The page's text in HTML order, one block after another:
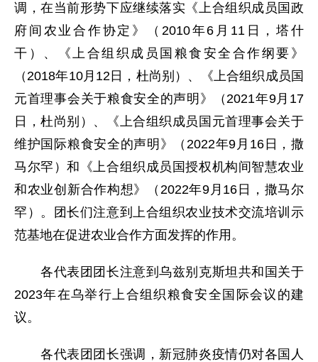
调，在当前形势下应继续落实《上合组织成员国政
府间农业合作协定》（2010年6月11日，塔什
干）、《上合组织成员国粮食安全合作纲要》
（2018年10月12日，杜尚别）、《上合组织成员国
元首理事会关于粮食安全的声明》（2021年9月17
日，杜尚别）、《上合组织成员国元首理事会关于
维护国际粮食安全的声明》（2022年9月16日，撒
马尔罕）和《上合组织成员国授权机构间智慧农业
和农业创新合作构想》（2022年9月16日，撒马尔
罕）。团长们注意到上合组织农业技术交流培训示
范基地在促进农业合作方面发挥的作用。
各代表团团长注意到乌兹别克斯坦共和国关于
2023年在乌举行上合组织粮食安全国际会议的建
议。
各代表团团长强调，新冠肺炎疫情仍对各国人